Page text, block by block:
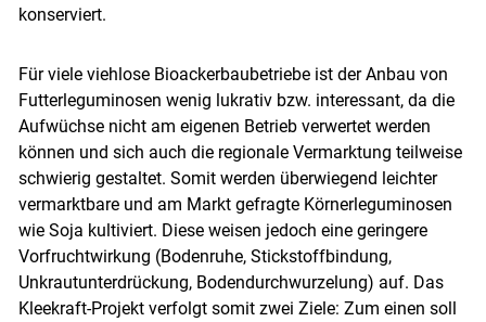
konserviert.
Für viele viehlose Bioackerbaubetriebe ist der Anbau von
Futterleguminosen wenig lukrativ bzw. interessant, da die
Aufwüchse nicht am eigenen Betrieb verwertet werden
können und sich auch die regionale Vermarktung teilweise
schwierig gestaltet. Somit werden überwiegend leichter
vermarktbare und am Markt gefragte Körnerleguminosen
wie Soja kultiviert. Diese weisen jedoch eine geringere
Vorfruchtwirkung (Bodenruhe, Stickstoffbindung,
Unkrautunterdrückung, Bodendurchwurzelung) auf. Das
Kleekraft-Projekt verfolgt somit zwei Ziele: Zum einen soll